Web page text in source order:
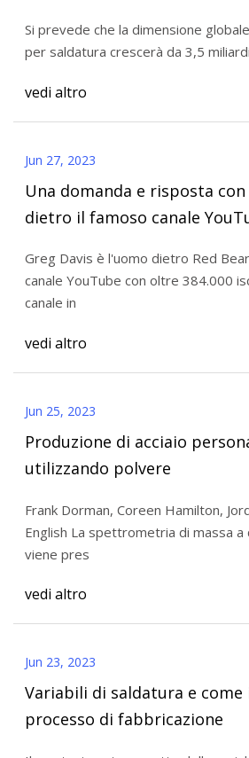
CAGR del 5,20%: ricerca di
previsioni, segmentazione,
crescita, valore)
Si prevede che la dimensione
per saldatura crescerà da 3,5
vedi altro
Jun 27, 2023
Una domanda e risposta
dietro il famoso canale
Greg Davis è l'uomo dietro Red
canale YouTube con oltre 384.000 iscritti. I
canale in
vedi altro
Jun 25, 2023
Produzione di acciaio
utilizzando polvere
Frank Dorman, Coreen Hamilton,
English La spettrometria di massa
viene pres
vedi altro
Jun 23, 2023
Variabili di saldatura e come
processo di fabbricazione